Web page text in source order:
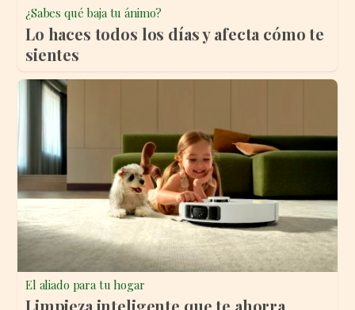
¿Sabes qué baja tu ánimo?
Lo haces todos los días y afecta cómo te
sientes
El aliado para tu hogar
Limpieza inteligente que te ahorra